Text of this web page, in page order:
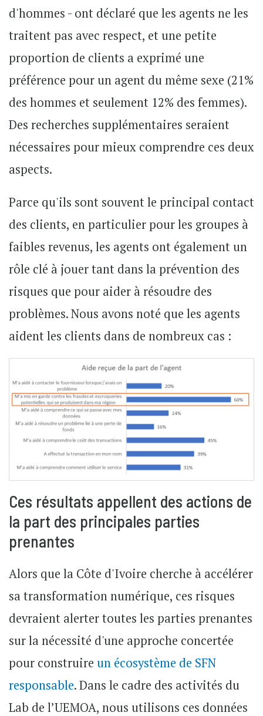
d'hommes - ont déclaré que les agents ne les
traitent pas avec respect, et une petite
proportion de clients a exprimé une
préférence pour un agent du même sexe (21%
des hommes et seulement 12% des femmes).
Des recherches supplémentaires seraient
nécessaires pour mieux comprendre ces deux
aspects.
Parce qu'ils sont souvent le principal contact
des clients, en particulier pour les groupes à
faibles revenus, les agents ont également un
rôle clé à jouer tant dans la prévention des
risques que pour aider à résoudre des
problèmes. Nous avons noté que les agents
aident les clients dans de nombreux cas :
Ces résultats appellent des actions de
la part des principales parties
prenantes
Alors que la Côte d'Ivoire cherche à accélérer
sa transformation numérique, ces risques
devraient alerter toutes les parties prenantes
sur la nécessité d'une approche concertée
pour construire un écosystème de SFN
responsable. Dans le cadre des activités du
Lab de l’UEMOA, nous utilisons ces données